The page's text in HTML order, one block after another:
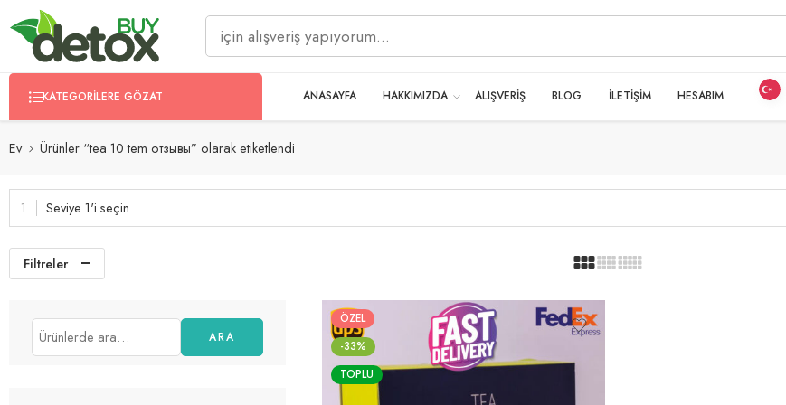
KATEGORILERE GÖZAT ANASAYFA HAKKIMIZDA ALIŞVERİŞ BLOG İLETİŞİM HESABIM
Ev Ürünler “tea 10 tem отзывы” olarak etiketlendi
Seviye 1'i seçin
Filtreler
ÖZEL
-33%
TOPLU
ARA